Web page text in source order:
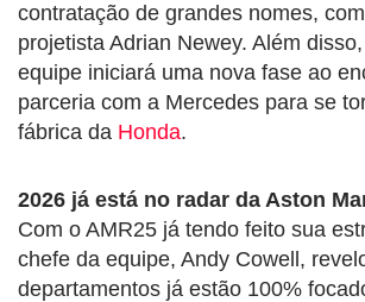
contratação de grandes nomes,
projetista Adrian Newey. Além
equipe iniciará uma nova fase ao
parceria com a Mercedes para se
fábrica da Honda.
2026 já está no radar da Aston
Com o AMR25 já tendo feito sua
chefe da equipe, Andy Cowell,
departamentos já estão 100%